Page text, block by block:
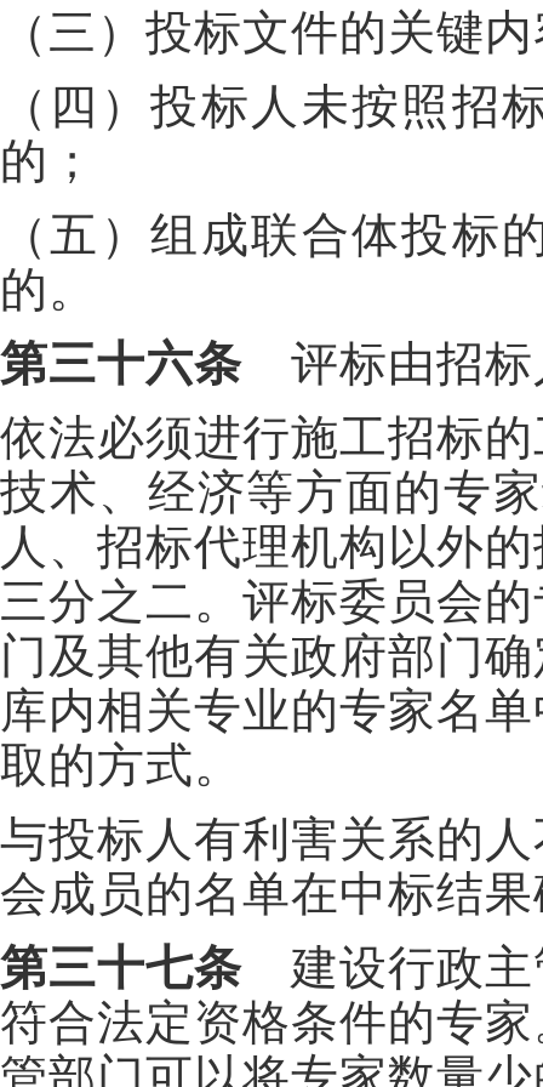
（三）投标文件的关键
（四）投标人未按照招
的；
（五）组成联合体投标
的。
第三十六条 评标由招标
依法必须进行施工招标
技术、经济等方面的专
人、招标代理机构以外
三分之二。评标委员会
门及其他有关政府部门
库内相关专业的专家名
取的方式。
与投标人有利害关系的
会成员的名单在中标结
第三十七条 建设行政主
符合法定资格条件的专